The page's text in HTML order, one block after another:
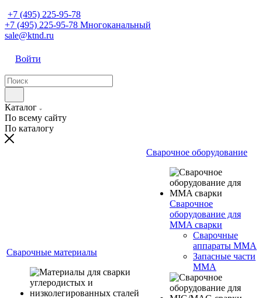
+7 (495) 225-95-78
+7 (495) 225-95-78 Многоканальный
sale@ktnd.ru
Войти
Каталог
По всему сайту
По каталогу
Сварочные материалы
Сварочное оборудование
Сварочное
оборудование для
MMA сварки
Сварочные
аппараты MMA
Запасные части
MMA